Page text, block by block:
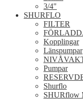
3/4"
SHURFLO
FILTER
Kopplingar
Länspumpar
Pumpar
Shurflo
SHURflow